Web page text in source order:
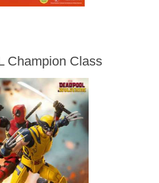
Champion Class